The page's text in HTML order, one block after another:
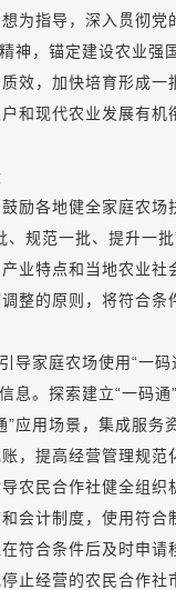
指导，深入贯彻党
神，锚定建设农业
效，加快培育形成
和现代农业发展有
各地健全家庭农场
规范一批、提升一
业特点和当地农业
整的原则，将符合
家庭农场使用“一码
息。探索建立“一码
应用场景，集成服
，提高经营管理规范
民合作社健全组织
会计制度，使用符
符合条件后及时申
止经营的农民合作